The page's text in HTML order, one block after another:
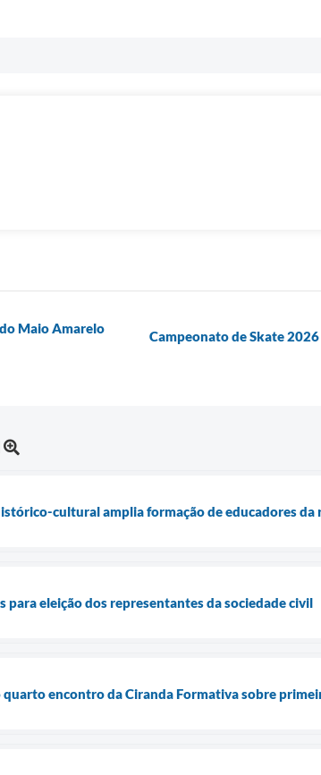
Maio Amarelo
Campeonato de Skate
cultural amplia formação de educadores da
para eleição dos representantes da sociedade civil
encontro da Ciranda Formativa sobre